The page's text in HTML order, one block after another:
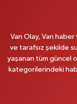
MAHMUDİYE
0 (531) 621 69 65
Onay Eczanesi
Van Olay, Van haber
ve tarafsız şekilde
yaşanan tüm güncel
kategorilerindeki